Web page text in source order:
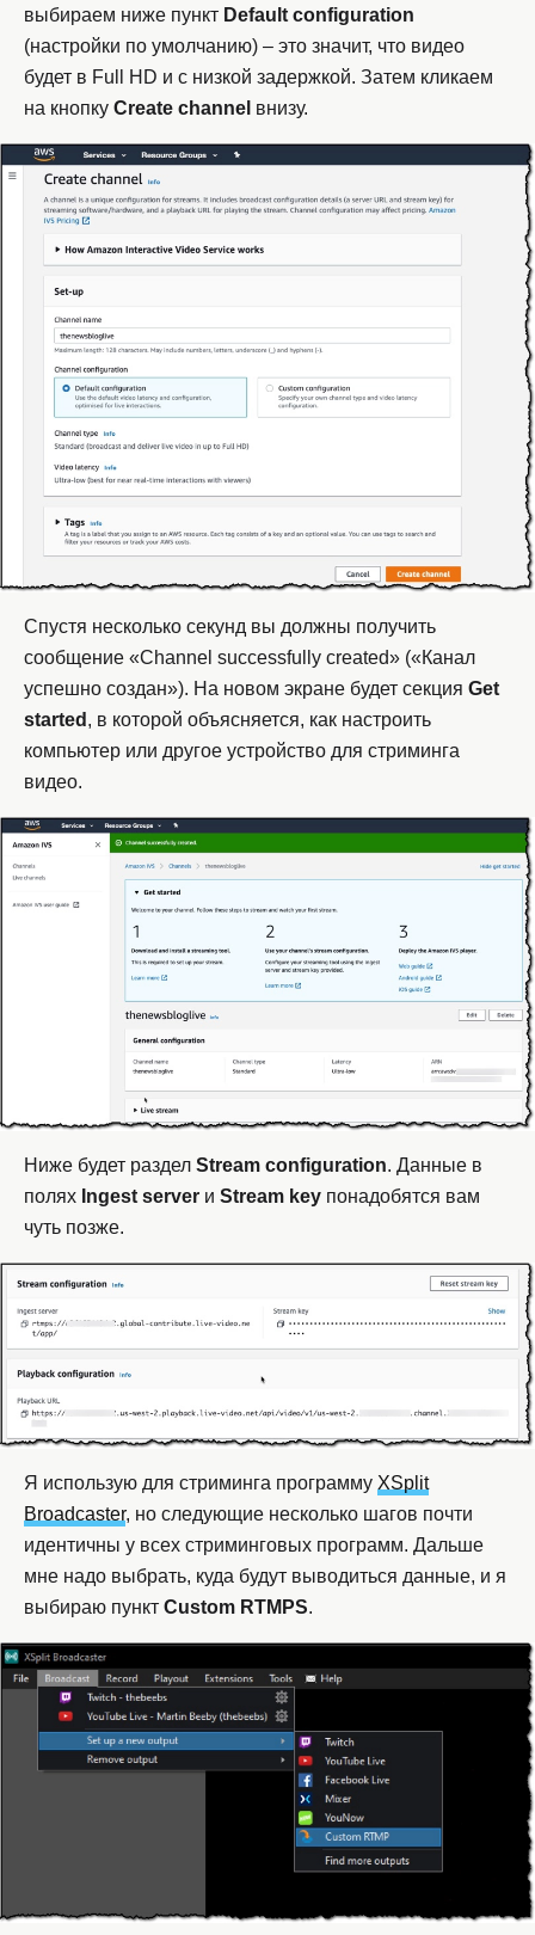
выбираем ниже пункт Default configuration
(настройки по умолчанию) – это значит, что видео
будет в Full HD и с низкой задержкой. Затем кликаем
на кнопку Create channel внизу.
Спустя несколько секунд вы должны получить
сообщение «Channel successfully created» («Канал
успешно создан»). На новом экране будет секция Get
started , в которой объясняется, как настроить
компьютер или другое устройство для стриминга
видео.
Ниже будет раздел Stream configuration. Данные в
полях Ingest server и Stream key понадобятся вам
чуть позже.
Я использую для стриминга программу XSplit
Broadcaster, но следующие несколько шагов почти
идентичны у всех стриминговых программ. Дальше
мне надо выбрать, куда будут выводиться данные, и я
выбираю пункт Custom RTMPS.